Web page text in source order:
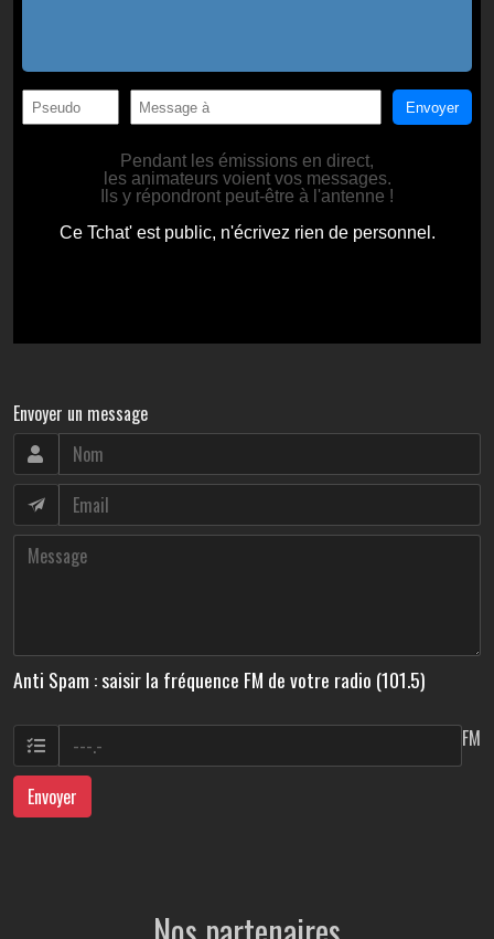
Envoyer un message
Anti Spam : saisir la fréquence FM de votre radio (101.5)
FM
Envoyer